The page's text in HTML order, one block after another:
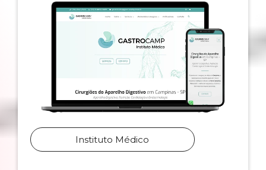
Instituto Médico